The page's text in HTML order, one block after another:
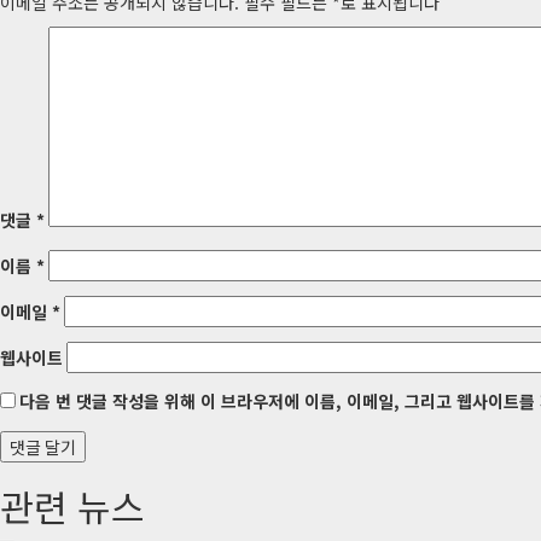
내
댓글 *
이름 *
이메일 *
웹사이트
다음 번 댓글 작성을 위해 이 브라우저에 이름, 이메일, 그리고 웹사이트를
관련 뉴스